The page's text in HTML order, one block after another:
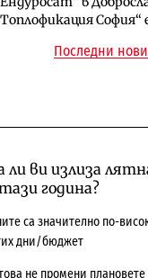
София“
си
Последни
ли ви излиза
година?
са значително по-
дни/бюджет
не промени